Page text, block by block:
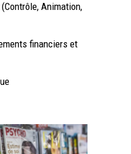
Animation,
financiers et